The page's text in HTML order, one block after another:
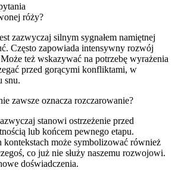
róży?
zazwyczaj silnym sygnałem namiętnej
Często zapowiada intensywny rozwój
też wskazywać na potrzebę wyrażenia
przed gorącymi konfliktami, w
snu.
zawsze oznacza rozczarowanie?
stanowi ostrzeżenie przed
lub końcem pewnego etapu.
kontekstach może symbolizować również
co już nie służy naszemu rozwojowi.
doświadczenia.